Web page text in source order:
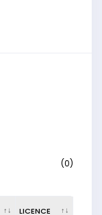
(0)
LICENCE